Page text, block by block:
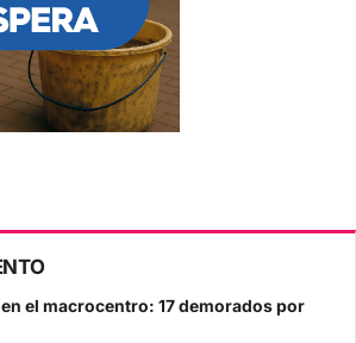
el macrocentro: 17 demorados por